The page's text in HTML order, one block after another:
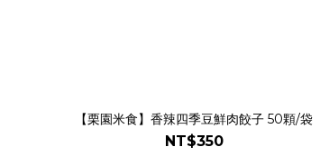
【栗園米食】香辣四季豆鮮肉餃子 50顆/袋
NT$350